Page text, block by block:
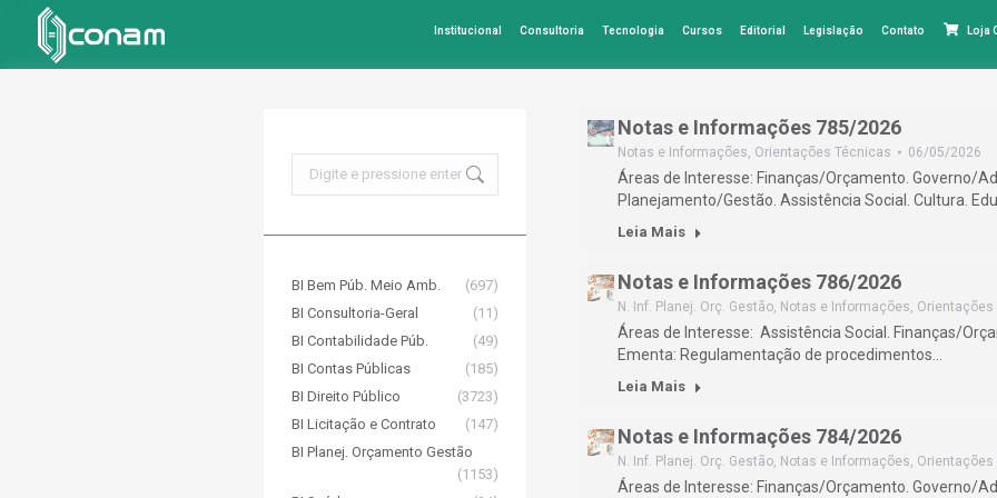
Institucional Consultoria Tecnologia Cursos Editorial Legislação Contato Loja
Notas e Informações 785/2026
Notas e Informações, Orientações Técnicas 06/05/2026
Áreas de Interesse: Finanças/Orçamento. Governo/
Planejamento/Gestão. Assistência Social. Cultura.
Leia Mais
Notas e Informações 786/2026
N. Inf. Planej. Orç. Gestão, Notas e Informações, Orientações
Áreas de Interesse: Assistência Social. Finanças/
Ementa: Regulamentação de procedimentos…
Leia Mais
Notas e Informações 784/2026
N. Inf. Planej. Orç. Gestão, Notas e Informações, Orientações
Áreas de Interesse: Finanças/Orçamento. Governo/
BI Bem Púb. Meio Amb.
(697)
BI Consultoria-Geral
(11)
BI Contabilidade Púb.
(49)
BI Contas Públicas
(185)
BI Direito Público
(3723)
BI Licitação e Contrato
(147)
BI Planej. Orçamento Gestão
(1153)